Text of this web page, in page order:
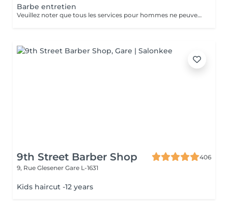
Barbe entretien
Veuillez noter que tous les services pour hommes ne peuvent PAS être réservés en ligne. Merci d'appeler ou de passer pour réserver ces derniers. Quiconque ne respecte pas cela et réserve un service pour femme à la place ou utilise le compte d'une femme pour bloquer du temps pour le service d'un homme sera bloqué de toutes les réservations futures.
9th Street Barber Shop
406
9, Rue Glesener Gare L-1631
Kids haircut -12 years